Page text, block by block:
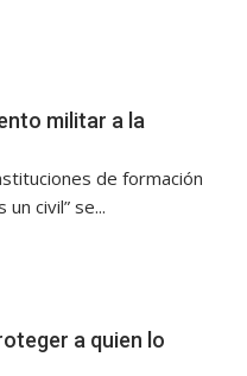
militar a la
de formación
civil” se...
a quien lo